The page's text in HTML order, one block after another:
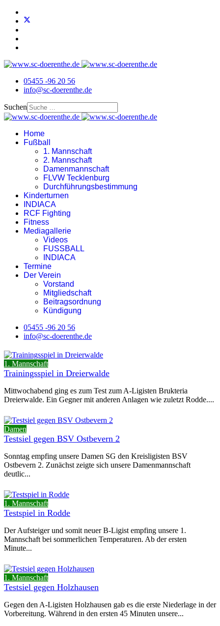
05455 -96 20 56
info@sc-doerenthe.de
Suchen
Home
Fußball
1. Mannschaft
2. Mannschaft
Damenmannschaft
FLVW Tecklenburg
Durchführungsbestimmung
Kinderturnen
INDIACA
RCF Fighting
Fitness
Mediagallerie
Videos
FUSSBALL
INDIACA
Termine
Der Verein
Vorstand
Mitgliedschaft
Beitragsordnung
Kündigung
05455 -96 20 56
info@sc-doerenthe.de
1. Mannschaft
Trainingsspiel in Dreierwalde
Mittwochabend ging es zum Test zum A-Ligisten Brukteria
Dreierwalde. Ein Gegner mit anderen Anlagen wie zuletzt Rodde....
Damen
Testsiel gegen BSV Ostbevern 2
Sonntag empfing unsere Damen SG den Kreisligisten BSV
Ostbevern 2. Zunächst zeigte sich unsere Damenmannschaft
deutlic...
1. Mannschaft
Testspiel in Rodde
Der Aufsteiger und somit neuer B-Ligist empfing unsere 1.
Mannschaft bei sommerlichen Temperaturen. Ab der ersten
Minute...
1. Mannschaft
Testsiel gegen Holzhausen
Gegen den A-Ligisten Holzhausen gab es die erste Niederlage in der
Vorbereitung. Während in den ersten 45 Minuten unsere...